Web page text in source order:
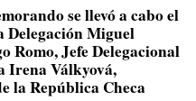
se llevó a cabo el
Delegación Miguel
Romo, Jefe Delegacional
Irena Válkyová,
la República Checa